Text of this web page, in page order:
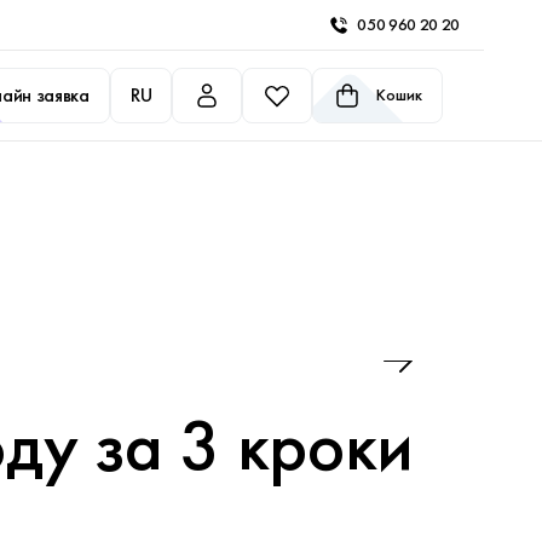
050 960 20 20
заявка RU Кошик
за 3 кроки